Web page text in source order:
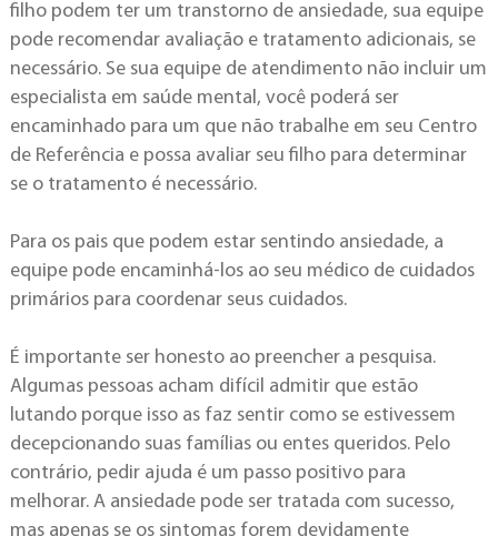
filho podem ter um transtorno de ansiedade, sua equipe
pode recomendar avaliação e tratamento adicionais, se
necessário. Se sua equipe de atendimento não incluir um
especialista em saúde mental, você poderá ser
encaminhado para um que não trabalhe em seu Centro
de Referência e possa avaliar seu filho para determinar
se o tratamento é necessário.
Para os pais que podem estar sentindo ansiedade, a
equipe pode encaminhá-los ao seu médico de cuidados
primários para coordenar seus cuidados.
É importante ser honesto ao preencher a pesquisa.
Algumas pessoas acham difícil admitir que estão
lutando porque isso as faz sentir como se estivessem
decepcionando suas famílias ou entes queridos. Pelo
contrário, pedir ajuda é um passo positivo para
melhorar. A ansiedade pode ser tratada com sucesso,
mas apenas se os sintomas forem devidamente